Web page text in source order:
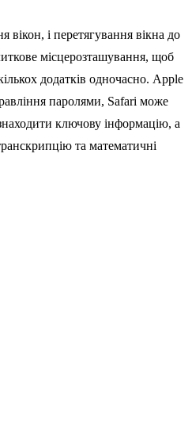
вікон, і перетягування вікна до
місцерозташування, щоб
додатків одночасно. Apple
паролями, Safari може
ключову інформацію, а
та математичні